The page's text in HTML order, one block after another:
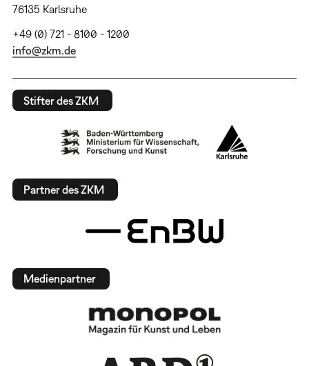
76135 Karlsruhe
+49 (0) 721 - 8100 - 1200
info@zkm.de
Stifter des ZKM
Partner des ZKM
Medienpartner